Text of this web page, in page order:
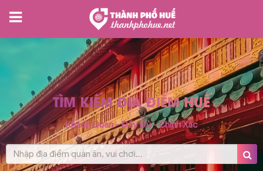
TÌM KIẾM ĐỊA ĐIỂM HUẾ
Khách Quan - Đầy Đủ - Chính Xác